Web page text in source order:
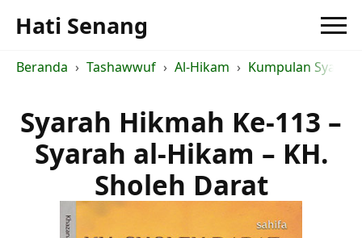
Hati Senang
Beranda Tashawwuf Al-Hikam Kumpulan Syarah
Syarah Hikmah Ke-113 –
Syarah al-Hikam – KH.
Sholeh Darat